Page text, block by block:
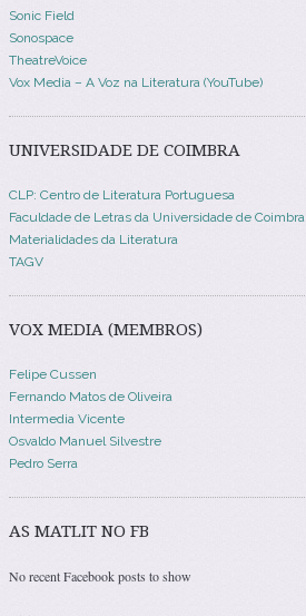
Sonic Field
Sonospace
TheatreVoice
Vox Media – A Voz na Literatura (YouTube)
UNIVERSIDADE DE COIMBRA
CLP: Centro de Literatura Portuguesa
Faculdade de Letras da Universidade de Coimbra
Materialidades da Literatura
TAGV
VOX MEDIA (MEMBROS)
Felipe Cussen
Fernando Matos de Oliveira
Intermedia Vicente
Osvaldo Manuel Silvestre
Pedro Serra
AS MATLIT NO FB
No recent Facebook posts to show